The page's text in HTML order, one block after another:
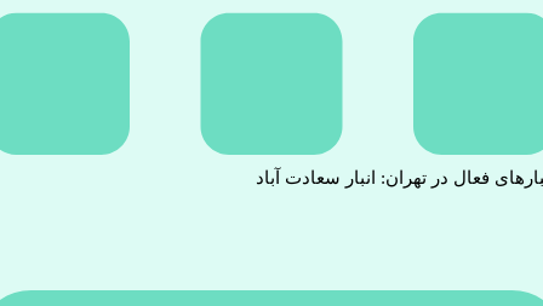
فعال در تهران: انبار سعادت آباد